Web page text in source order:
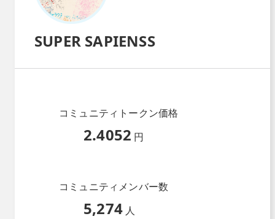
SUPER SAPIENSS
コミュニティトークン価格
2.4052 円
コミュニティメンバー数
5,274 人